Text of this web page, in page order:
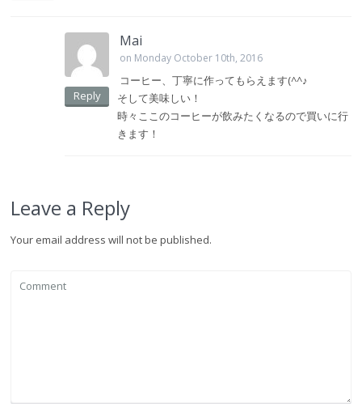
Reply
Mai
on Monday October 10th, 2016
コーヒー、丁寧に作ってもらえます(^^♪
そして美味しい！
時々ここのコーヒーが飲みたくなるので買いに行
きます！
Leave a Reply
Your email address will not be published.